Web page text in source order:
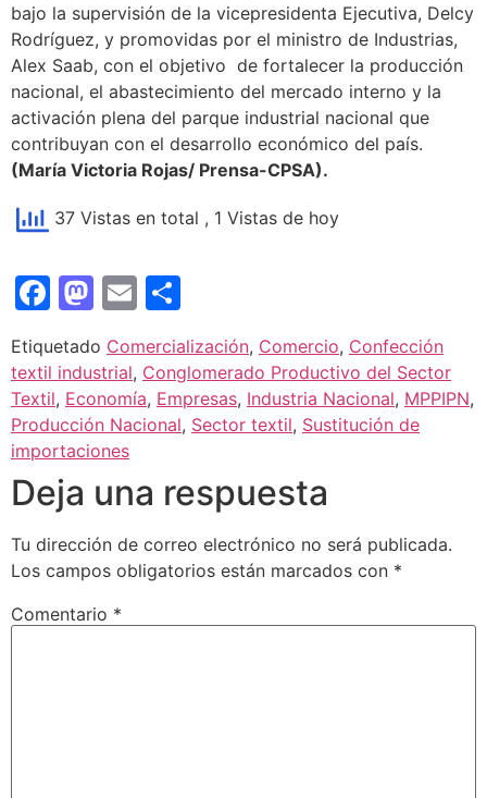
bajo la supervisión de la vicepresidenta Ejecutiva, Delcy
Rodríguez, y promovidas por el ministro de Industrias,
Alex Saab, con el objetivo de fortalecer la producción
nacional, el abastecimiento del mercado interno y la
activación plena del parque industrial nacional que
contribuyan con el desarrollo económico del país.
(María Victoria Rojas/ Prensa-CPSA).
37 Vistas en total , 1 Vistas de hoy
Facebook
Mastodon
Email
Etiquetado Comercialización, Comercio, Confección
textil industrial, Conglomerado Productivo del Sector
Textil, Economía, Empresas, Industria Nacional, MPPIPN,
Producción Nacional, Sector textil, Sustitución de
importaciones
Deja una respuesta
Tu dirección de correo electrónico no será publicada.
Los campos obligatorios están marcados con *
Comentario *